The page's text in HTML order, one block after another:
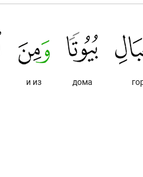
дома
и из